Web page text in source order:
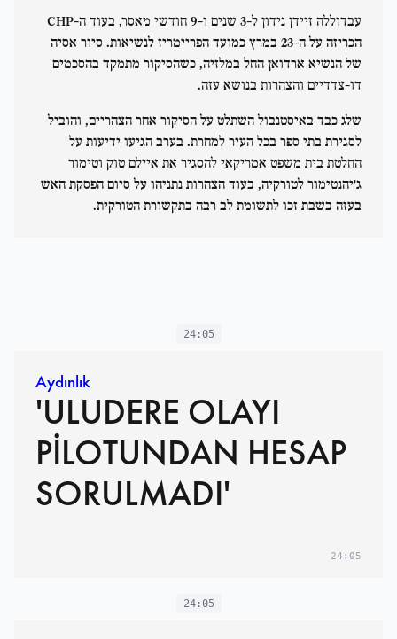
עבדוללה זיידן נידון ל-3 שנים ו-9 חודשי מאסר, בעוד ה-CHP
הכריזה על ה-23 במרץ כמועד הפריימריז לנשיאות. סיור אסיה
של הנשיא ארדואן החל במלזיה, כשהסיקור מתמקד בהסכמים
דו-צדדיים והצהרות בנושא עזה.
שלג כבד באיסטנבול השתלט על הסיקור אחר הצהריים, והוביל
לסגירת בתי ספר בכל העיר למחרת. בערב הגיעו ידיעות על
החלטת בית משפט אמריקאי להסגיר את איילם טוק וטימור
ג'יהנטימור לטורקיה, בעוד הצהרות נתניהו על סיום הפסקת האש
בעזה בשבת זכו לתשומת לב רבה בתקשורת הטורקית.
24:05
Aydınlık
'ULUDERE OLAYI
PİLOTUNDAN HESAP
SORULMADI'
24:05
24:05